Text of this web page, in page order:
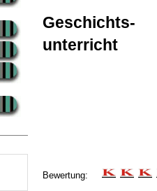
Geschichts-
unterricht
Bewertung: